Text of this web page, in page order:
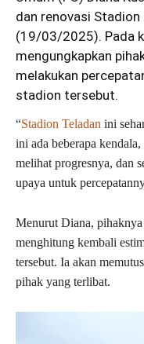
dan renovasi Stadion
(19/03/2025). Pada
mengungkapkan
melakukan
stadion tersebut.
“Stadion Teladan ini
ini ada beberapa
melihat progresnya, dan
upaya untuk
Menurut Diana, pihaknya
menghitung kembali
tersebut. Ia akan
pihak yang terlibat.